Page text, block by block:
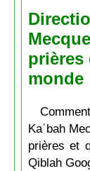
prières
monde
Kaʿbah
prières et
Qiblah